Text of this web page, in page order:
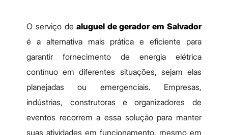
O serviço dealuguel de gerador em Salvador
é a alternativa mais prática e eficiente para
garantir fornecimento de energia elétrica
contínuo em diferentes situações, sejam elas
planejadas ou emergenciais. Empresas,
indústrias, construtoras e organizadores de
eventos recorrem a essa solução para manter
suas atividades em funcionamento, mesmo em